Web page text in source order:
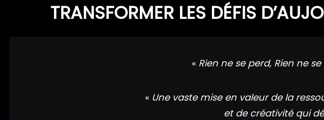
TRANSFORMER LES DÉFIS
« Rien ne se perd, Rien ne
« Une vaste mise en valeur de la
et de créativité qui